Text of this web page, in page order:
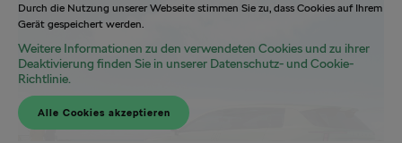
Durch die Nutzung unserer Webseite stimmen Sie zu, dass Cookies auf Ihrem
Gerät gespeichert werden.
Weitere Informationen zu den verwendeten Cookies und zu ihrer
Deaktivierung finden Sie in unserer Datenschutz- und Cookie-
Richtlinie.
Alle Cookies akzeptieren